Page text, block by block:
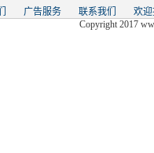
广告服务 联系我们
欢
Copyright 2017